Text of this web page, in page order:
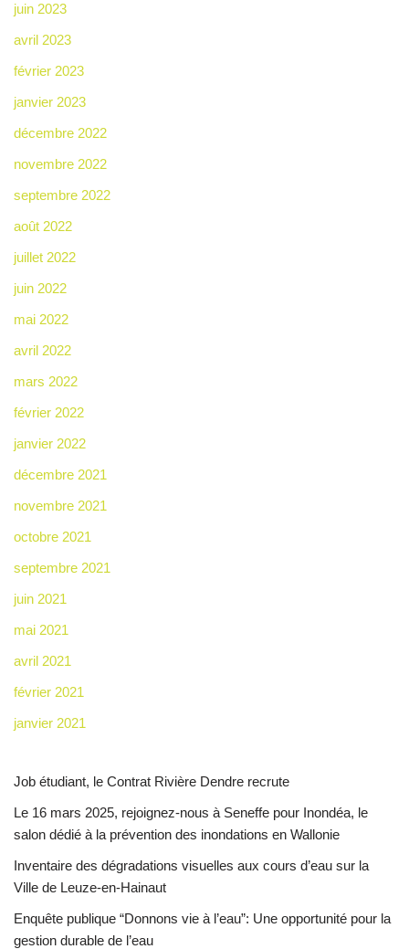
juin 2023
avril 2023
février 2023
janvier 2023
décembre 2022
novembre 2022
septembre 2022
août 2022
juillet 2022
juin 2022
mai 2022
avril 2022
mars 2022
février 2022
janvier 2022
décembre 2021
novembre 2021
octobre 2021
septembre 2021
juin 2021
mai 2021
avril 2021
février 2021
janvier 2021
Job étudiant, le Contrat Rivière Dendre recrute
Le 16 mars 2025, rejoignez-nous à Seneffe pour Inondéa, le
salon dédié à la prévention des inondations en Wallonie
Inventaire des dégradations visuelles aux cours d’eau sur la
Ville de Leuze-en-Hainaut
Enquête publique “Donnons vie à l’eau”: Une opportunité pour la
gestion durable de l’eau